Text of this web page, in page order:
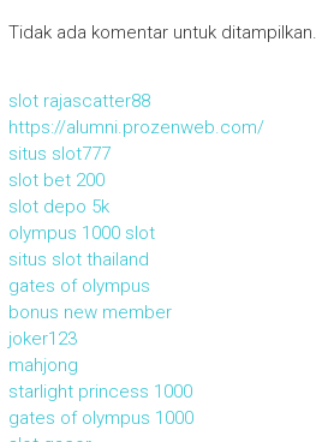
Tidak ada komentar untuk ditampilkan.
slot rajascatter88
https://alumni.prozenweb.com/
situs slot777
slot bet 200
slot depo 5k
olympus 1000 slot
situs slot thailand
gates of olympus
bonus new member
joker123
mahjong
starlight princess 1000
gates of olympus 1000